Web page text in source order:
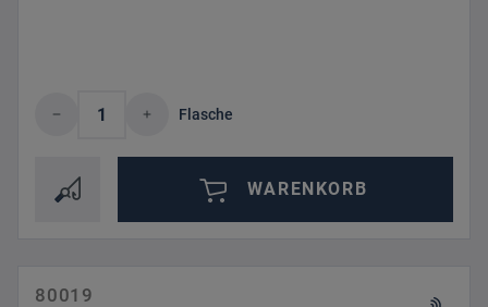
Produkt Anzahl: Gib den gewünschten
Flasche
WARENKORB
80019